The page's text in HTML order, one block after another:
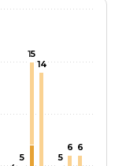
5
15
14
5
6 6